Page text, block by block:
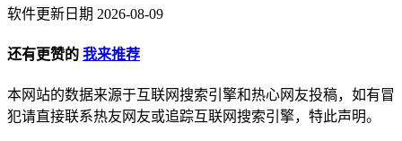
软件更新日期 2026-08-09
还有更赞的 我来推荐
本网站的数据来源于互联网搜索引擎和热心网友投稿，如有冒
犯请直接联系热友网友或追踪互联网搜索引擎，特此声明。